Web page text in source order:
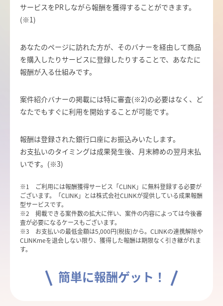
サービスをPRしながら報酬を獲得することができます。
(※1)
あなたのページに訪れた方が、そのバナーを経由して商品
を購入したりサービスに登録したりすることで、あなたに
報酬が入る仕組みです。
案件紹介バナーの掲載には特に審査(※2)の必要はなく、ど
なたでもすぐに利用を開始することが可能です。
報酬は登録された銀行口座にお振込みいたします。
お支払いのタイミングは成果発生後、月末締めの翌月末払
いです。(※3)
※1 ご利用には報酬獲得サービス「CLINK」に無料登録する必要が
ございます。「CLINK」とは株式会社CLINKが提供している成果報酬
型サービスです。
※2 掲載できる案件数の拡大に伴い、案件の内容によっては今後審
査が必要になるケースもございます。
※3 お支払いの最低金額は5,000円(税抜)から。CLINKの連携解除や
CLINKmeを退会しない限り、獲得した報酬は期限なく引き継がれま
す。
簡単に報酬ゲット！